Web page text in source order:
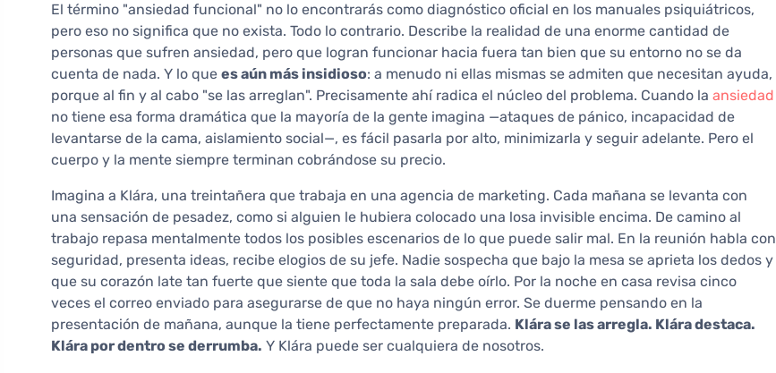
El término "ansiedad funcional" no lo encontrarás como diagnóstico oficial en los manuales psiquiátricos,
pero eso no significa que no exista. Todo lo contrario. Describe la realidad de una enorme cantidad de
personas que sufren ansiedad, pero que logran funcionar hacia fuera tan bien que su entorno no se da
cuenta de nada. Y lo que es aún más insidioso: a menudo ni ellas mismas se admiten que necesitan ayuda,
porque al fin y al cabo "se las arreglan". Precisamente ahí radica el núcleo del problema. Cuando la ansiedad
no tiene esa forma dramática que la mayoría de la gente imagina —ataques de pánico, incapacidad de
levantarse de la cama, aislamiento social—, es fácil pasarla por alto, minimizarla y seguir adelante. Pero el
cuerpo y la mente siempre terminan cobrándose su precio.
Imagina a Klára, una treintañera que trabaja en una agencia de marketing. Cada mañana se levanta con
una sensación de pesadez, como si alguien le hubiera colocado una losa invisible encima. De camino al
trabajo repasa mentalmente todos los posibles escenarios de lo que puede salir mal. En la reunión habla con
seguridad, presenta ideas, recibe elogios de su jefe. Nadie sospecha que bajo la mesa se aprieta los dedos y
que su corazón late tan fuerte que siente que toda la sala debe oírlo. Por la noche en casa revisa cinco
veces el correo enviado para asegurarse de que no haya ningún error. Se duerme pensando en la
presentación de mañana, aunque la tiene perfectamente preparada. Klára se las arregla. Klára destaca.
Klára por dentro se derrumba. Y Klára puede ser cualquiera de nosotros.